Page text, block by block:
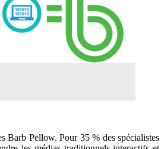
Barb Pellow. Pour 35 % des spécialistes